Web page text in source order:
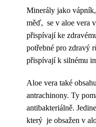
Minerály jako
měď, se v aloe vera
přispívají ke
potřebné pro zdravý
přispívají k silnému
Aloe vera také
antrachinony. Ty
antibakteriálně.
který je obsažen v